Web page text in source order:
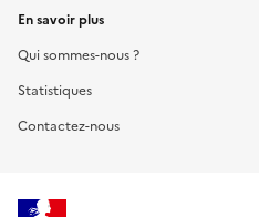
En savoir plus
Qui sommes-nous ?
Statistiques
Contactez-nous